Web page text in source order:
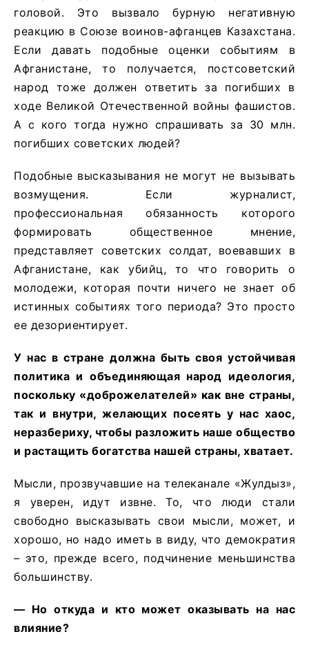
головой. Это вызвало бурную негативную
реакцию в Союзе воинов-афганцев Казахстана.
Если давать подобные оценки событиям в
Афганистане, то получается, постсоветский
народ тоже должен ответить за погибших в
ходе Великой Отечественной войны фашистов.
А с кого тогда нужно спрашивать за 30 млн.
погибших советских людей?
Подобные высказывания не могут не вызывать
возмущения. Если журналист,
профессиональная обязанность которого
формировать общественное мнение,
представляет советских солдат, воевавших в
Афганистане, как убийц, то что говорить о
молодежи, которая почти ничего не знает об
истинных событиях того периода? Это просто
ее дезориентирует.
У нас в стране должна быть своя устойчивая
политика и объединяющая народ идеология,
поскольку «доброжелателей» как вне страны,
так и внутри, желающих посеять у нас хаос,
неразбериху, чтобы разложить наше общество
и растащить богатства нашей страны, хватает.
Мысли, прозвучавшие на телеканале «Жулдыз»,
я уверен, идут извне. То, что люди стали
свободно высказывать свои мысли, может, и
хорошо, но надо иметь в виду, что демократия
– это, прежде всего, подчинение меньшинства
большинству.
— Но откуда и кто может оказывать на нас
влияние?